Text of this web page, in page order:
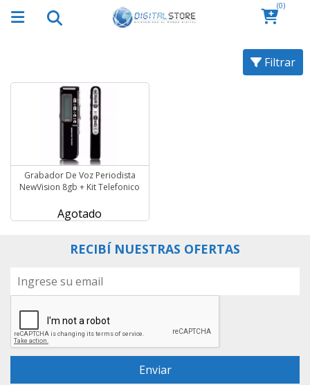
(0)
Filtrar
Grabador De Voz Periodista
NewVision 8gb + Kit Telefonico
Agotado
RECIBÍ NUESTRAS OFERTAS